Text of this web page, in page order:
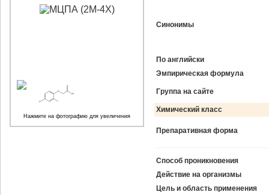
Синонимы
По английски
Эмпирическая формула
Группа на сайте
Химический класс
Препаративная форма
Способ проникновения
Действие на организмы
Цель и область применения
Нажмите на фотографию для увеличения